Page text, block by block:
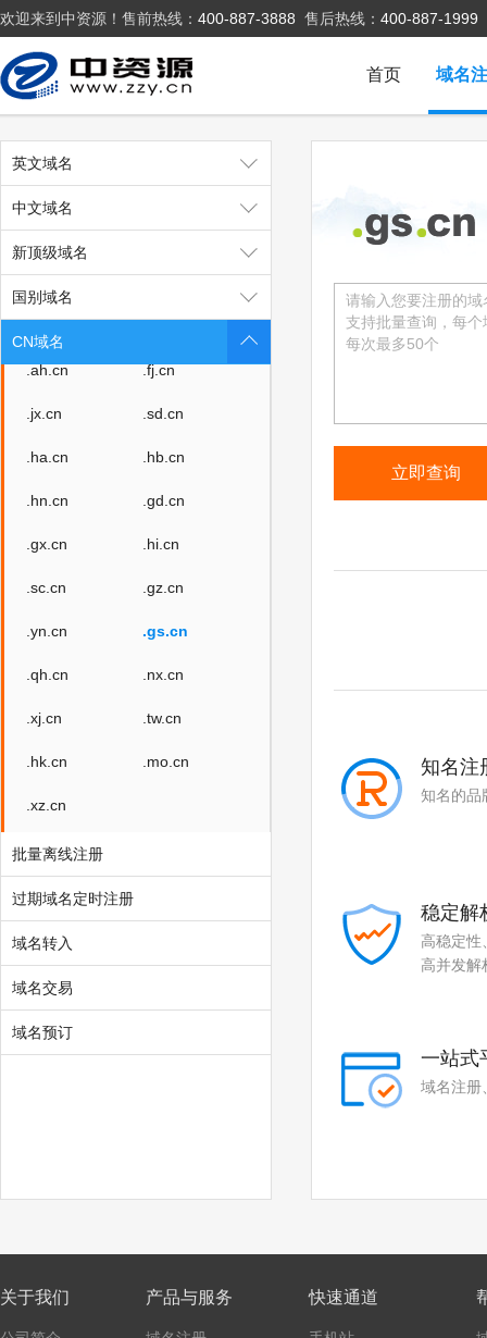
欢迎来到中资源！售前热线： 400-887-3888 售后热线： 400-887-1999
域名
首页
英文域名
中文域名
新顶级域名
国别域名
CN域名
.net.cn .org.cn
.ac.cn .bj.cn
.cq.cn
.ah.cn .fj.cn
.jx.cn .sd.cn
.ha.cn .hb.cn
.hn.cn .gd.cn
.gx.cn .hi.cn
.sc.cn .gz.cn
.yn.cn .gs.cn
.qh.cn .nx.cn
.xj.cn .tw.cn
.hk.cn .mo.cn
.xz.cn
批量离线注册
过期域名定时注册
域名转入
域名交易
域名预订
知名注
知名的品
稳定解
高稳定性
高并发解
一站式
域名注册
关于我们 产品与服务 快速通道